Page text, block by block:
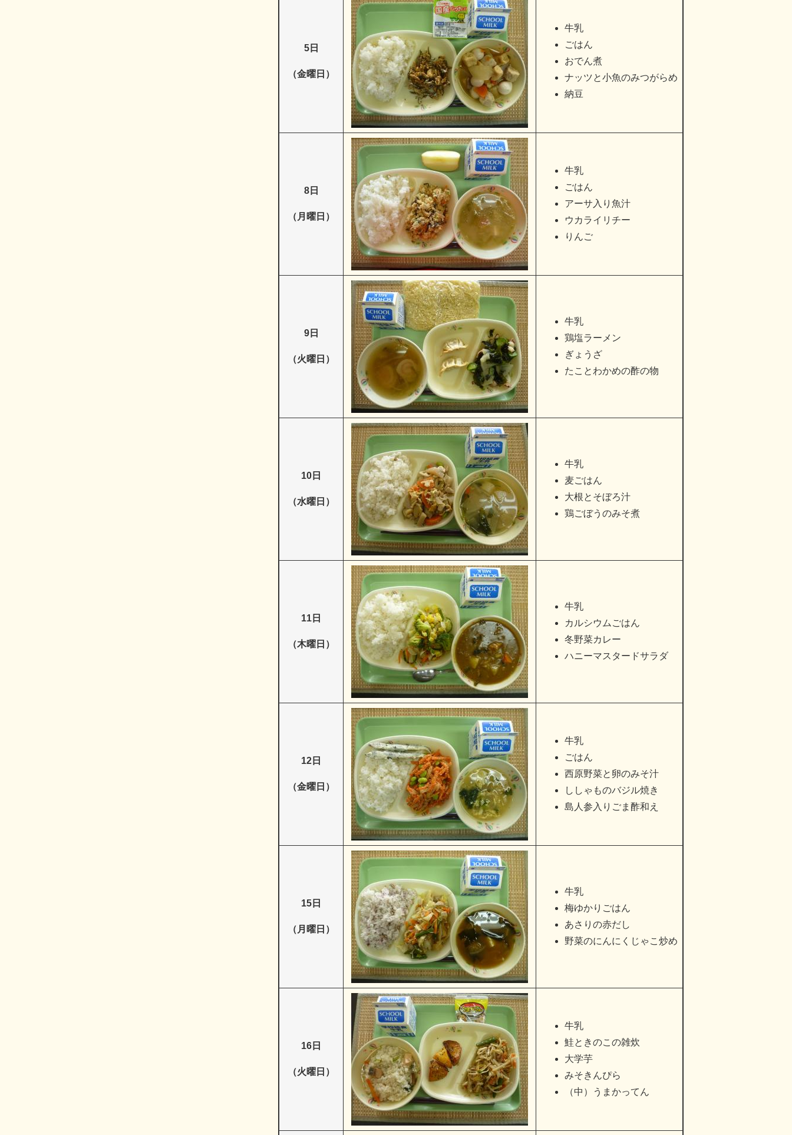
5日
（金曜日）
​牛乳
ごはん
おでん煮
ナッツと小魚のみつがらめ
納豆
8日
（月曜日）
牛乳
ごはん
アーサ入り魚汁
ウカライリチー
りんご
9日
（火曜日）
牛乳
鶏塩ラーメン
ぎょうざ
たことわかめの酢の物
10日
（水曜日）
牛乳
麦ごはん
大根とそぼろ汁
鶏ごぼうのみそ煮
11日
（木曜日）
牛乳
カルシウムごはん
冬野菜カレー
ハニーマスタードサラダ
12日
（金曜日）
牛乳
ごはん
西原野菜と卵のみそ汁
ししゃものバジル焼き
島人参入りごま酢和え
15日
（月曜日）
牛乳
梅ゆかりごはん
あさりの赤だし
野菜のにんにくじゃこ炒め
16日
（火曜日）
牛乳
鮭ときのこの雑炊
大学芋
みそきんぴら
（中）うまかってん